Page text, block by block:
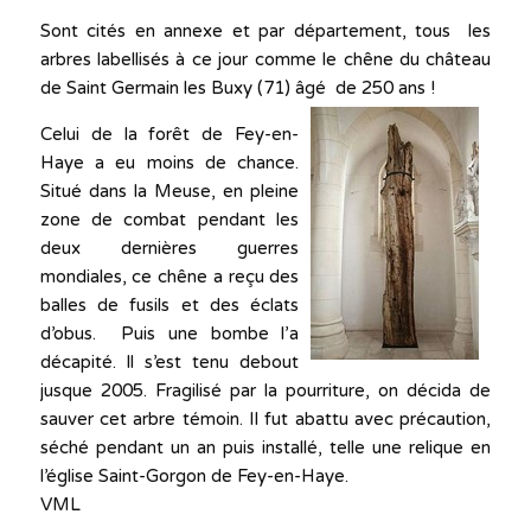
Sont cités en annexe et par département, tous les
arbres labellisés à ce jour comme le chêne du château
de Saint Germain les Buxy (71) âgé de 250 ans !
Celui de la forêt de Fey-en-
Haye a eu moins de chance.
Situé dans la Meuse, en pleine
zone de combat pendant les
deux dernières guerres
mondiales, ce chêne a reçu des
balles de fusils et des éclats
d’obus. Puis une bombe l’a
décapité. ll s’est tenu debout
jusque 2005. Fragilisé par la pourriture, on décida de
sauver cet arbre témoin. Il fut abattu avec précaution,
séché pendant un an puis installé, telle une relique en
l’église Saint-Gorgon de Fey-en-Haye.
VML